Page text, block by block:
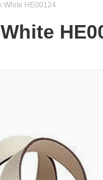
White HE00124